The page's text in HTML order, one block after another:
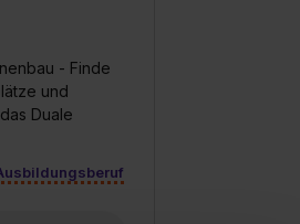
- Finde
und
Duale